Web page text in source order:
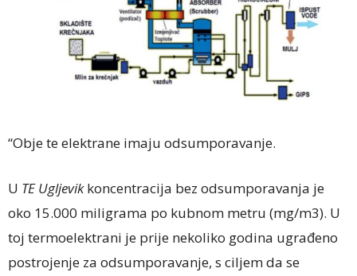
“Obje te elektrane imaju odsumporavanje.
U TE Ugljevikkoncentracija bez odsumporavanja je
oko 15.000 miligrama po kubnom metru (mg/m3). U
toj termoelektrani je prije nekoliko godina ugrađeno
postrojenje za odsumporavanje, s ciljem da se